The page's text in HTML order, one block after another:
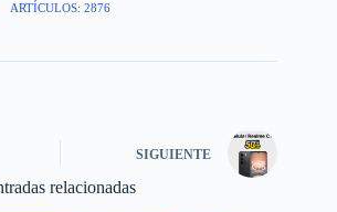
ARTÍCULOS: 2876
SIGUIENTE
relacionadas